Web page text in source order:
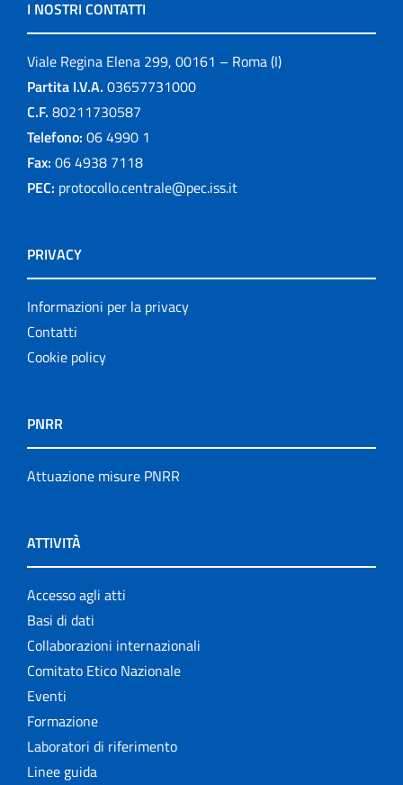
I NOSTRI CONTATTI
Viale Regina Elena 299, 00161 – Roma (I)
Partita I.V.A. 03657731000
C.F. 80211730587
Telefono: 06 4990 1
Fax: 06 4938 7118
PEC: protocollo.centrale@pec.iss.it
PRIVACY
Informazioni per la privacy
Contatti
Cookie policy
PNRR
Attuazione misure PNRR
ATTIVITÀ
Accesso agli atti
Basi di dati
Collaborazioni internazionali
Comitato Etico Nazionale
Eventi
Formazione
Laboratori di riferimento
Linee guida